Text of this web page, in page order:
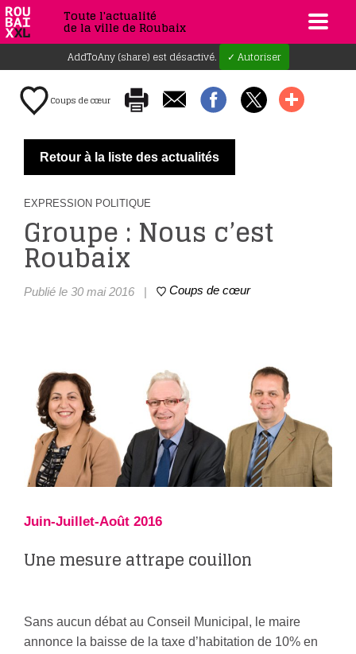
Toute l'actualité
de la ville de Roubaix
AddToAny (share) est désactivé. ✓ Autoriser
Coups de cœur
Retour à la liste des actualités
EXPRESSION POLITIQUE
Groupe : Nous c’est
Roubaix
Publié le 30 mai 2016 | Coups de cœur
Juin-Juillet-Août 2016
Une mesure attrape couillon
Sans aucun débat au Conseil Municipal, le maire
annonce la baisse de la taxe d’habitation de 10% en